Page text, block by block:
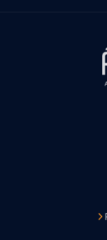
Arquiteto
Empresas
Projeto
Arquitetura
Empresa Design